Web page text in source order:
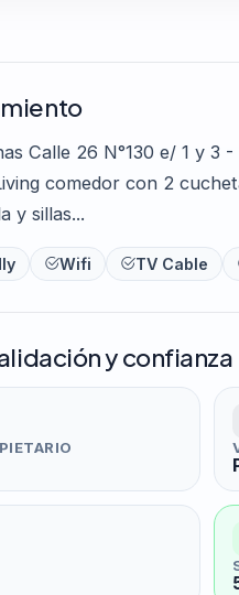
Calle 26 N°130 e/ 1 y 3
comedor con 2
y sillas...
Wifi TV Cable
y confianza